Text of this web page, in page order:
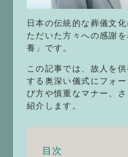
日本の伝統的な葬儀文
ただいた方々への感謝
養」です。
この記事では、故人を
する奥深い儀式にフォ
び方や慎重なマナー、
紹介します。
目次